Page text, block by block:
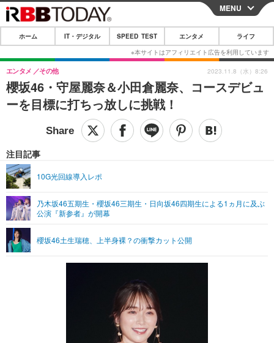
CLOSE
ホーム
IT・デジタル
IT・デジタルTOP スマートフォン
ショッピング その他
SPEED TEST
エンタメTOP 映画・ドラマ
グラビア
ショッピング
ライフTOP
その他
リリース一覧
プッシュ通知の停止方法
MENU
ホーム IT・デジタル SPEED TEST エンタメ ライフ
櫻坂46・守屋麗奈＆小田倉麗奈、コースデビュ
ーを目標に打ちっ放しに挑戦！
エンタメ その他
注目記事
10G光回線導入レポ
乃木坂46五期生・櫻坂46三期生・日向坂46四期生による1ヵ月に及ぶ
公演『新参者』が開幕
櫻坂46土生瑞穂、上半身裸？の衝撃カット公開
2023.11.8（水）8:26